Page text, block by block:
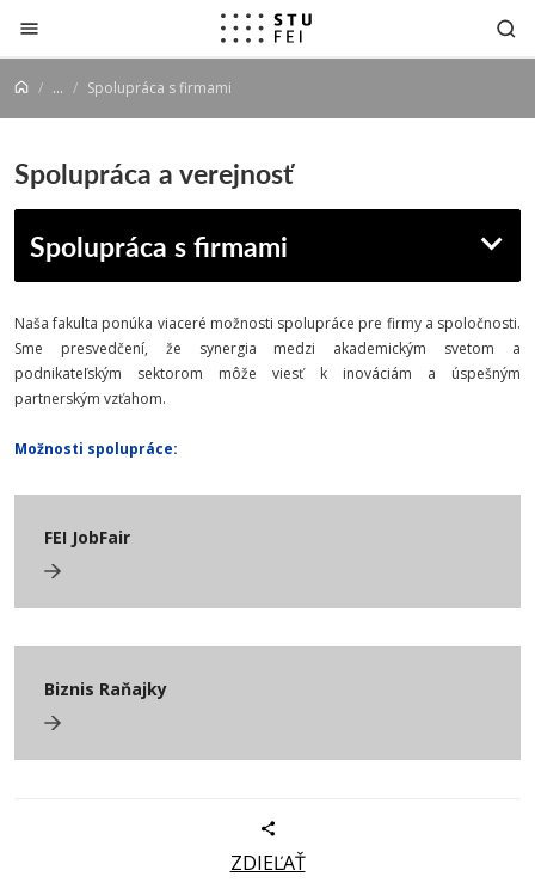
Prejsť na obsah
... Spolupráca s firmami
Spolupráca a verejnosť
Spolupráca s firmami
Naša fakulta ponúka viaceré možnosti spolupráce pre firmy a spoločnosti.
Sme presvedčení, že synergia medzi akademickým svetom a
podnikateľským sektorom môže viesť k inováciám a úspešným
partnerským vzťahom.
Možnosti spolupráce:
FEI JobFair
Biznis Raňajky
ZDIEĽAŤ